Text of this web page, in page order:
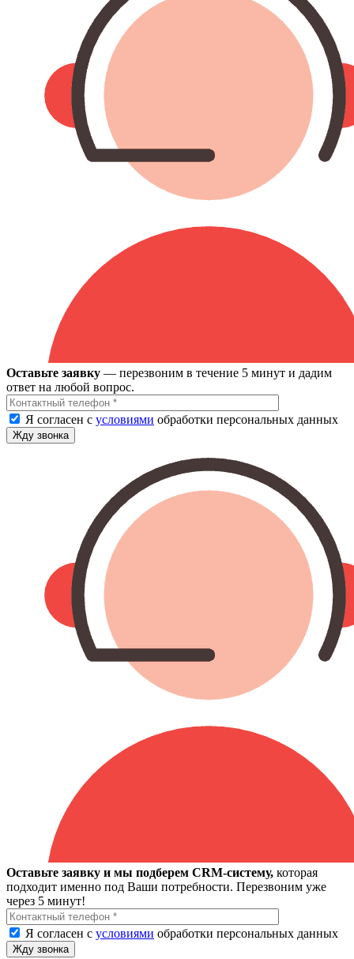
Оставьте заявку — перезвоним в течение 5 минут и дадим
ответ на любой вопрос.
Я согласен с условиями обработки персональных данных
Оставьте заявку и мы подберем CRM-систему, которая
подходит именно под Ваши потребности. Перезвоним уже
через 5 минут!
Я согласен с условиями обработки персональных данных